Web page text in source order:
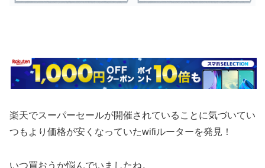
楽天でスーパーセールが開催されていることに気づいてい
つもより価格が安くなっていたwifiルーターを発見！
いつ買おうか悩んでいましたね。